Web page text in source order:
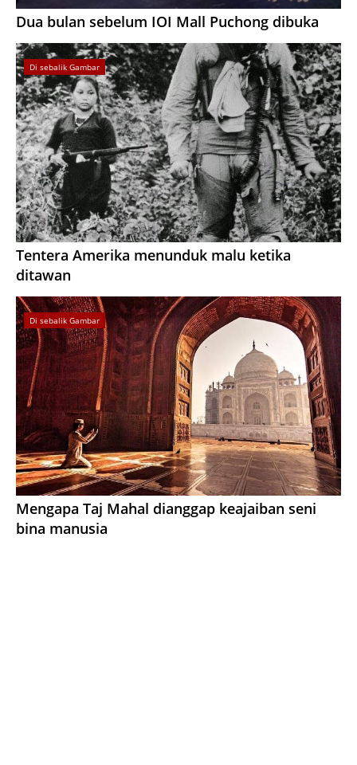
Dua bulan sebelum IOI Mall Puchong dibuka
Di sebalik Gambar
Tentera Amerika menunduk malu ketika
ditawan
Di sebalik Gambar
Mengapa Taj Mahal dianggap keajaiban seni
bina manusia